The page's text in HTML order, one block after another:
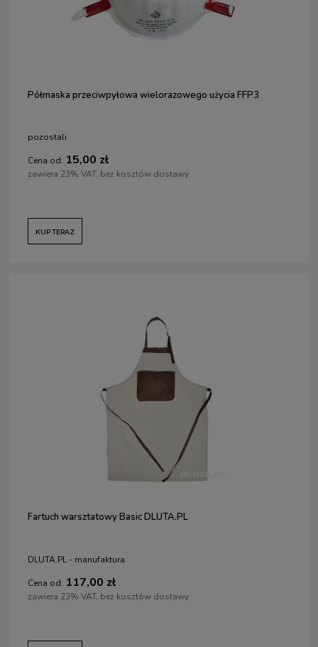
Półmaska przeciwpyłowa wielorazowego użycia FFP3
pozostali
Cena od: 15,00 zł
zawiera 23% VAT, bez kosztów dostawy
KUP TERAZ
Fartuch warsztatowy Basic DLUTA.PL
DLUTA.PL - manufaktura
Cena od: 117,00 zł
zawiera 23% VAT, bez kosztów dostawy